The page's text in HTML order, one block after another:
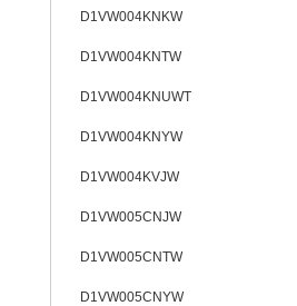
D1VW004KNKW
D1VW004KNTW
D1VW004KNUWT
D1VW004KNYW
D1VW004KVJW
D1VW005CNJW
D1VW005CNTW
D1VW005CNYW